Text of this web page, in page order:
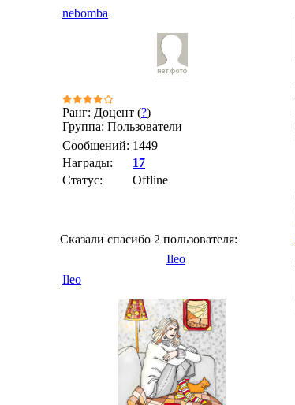
nebomba
Ранг: Доцент (?)
Группа: Пользователи
Сообщений: 1449
Награды:
17
Статус:
Offline
Сказали спасибо 2 пользователя:
Ileo
Ileo